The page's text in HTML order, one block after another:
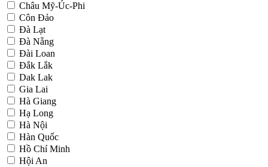
Châu Mỹ-Úc-Phi
Côn Đảo
Đà Lạt
Đà Nẵng
Đài Loan
Đắk Lắk
Dak Lak
Gia Lai
Hà Giang
Hạ Long
Hà Nội
Hàn Quốc
Hồ Chí Minh
Hội An